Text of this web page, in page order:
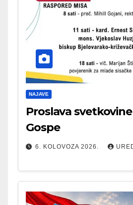
NAJAVE
Proslava
Gospe
6. KOLOVOZA 2026.